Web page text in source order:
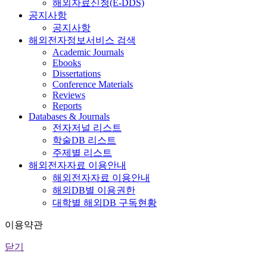
해외자료신청(E-DDS)
공지사항
공지사항
해외전자정보서비스 검색
Academic Journals
Ebooks
Dissertations
Conference Materials
Reviews
Reports
Databases & Journals
전자저널 리스트
학술DB 리스트
주제별 리스트
해외전자자료 이용안내
해외전자자료 이용안내
해외DB별 이용권한
대학별 해외DB 구독현황
이용약관
닫기